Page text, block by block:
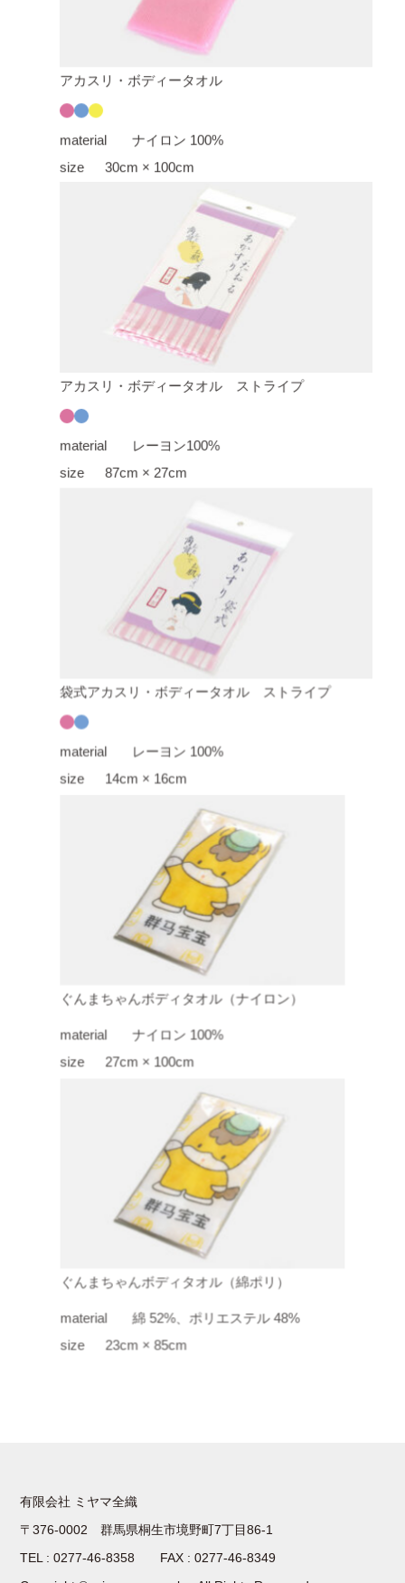
アカスリ・ボディータオル
material
ナイロン 100%
size
30cm × 100cm
アカスリ・ボディータオル ストライプ
material
レーヨン100%
size
87cm × 27cm
袋式アカスリ・ボディータオル ストライプ
material
レーヨン 100%
size
14cm × 16cm
ぐんまちゃんボディタオル（ナイロン）
material
ナイロン 100%
size
27cm × 100cm
ぐんまちゃんボディタオル（綿ポリ）
material
綿 52%、ポリエステル 48%
size
23cm × 85cm
有限会社 ミヤマ全織
〒376-0002 群馬県桐生市境野町7丁目86-1
TEL : 0277-46-8358 FAX : 0277-46-8349